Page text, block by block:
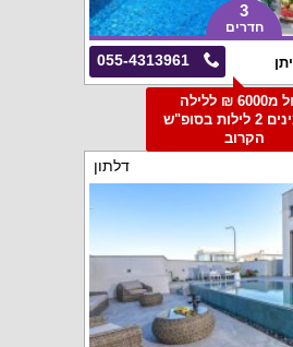
3
חדרים
055-4313961
החל מ6000 ₪ ללילה
למזמינים 2 לילות בסופ"ש
הקרוב
דלתון